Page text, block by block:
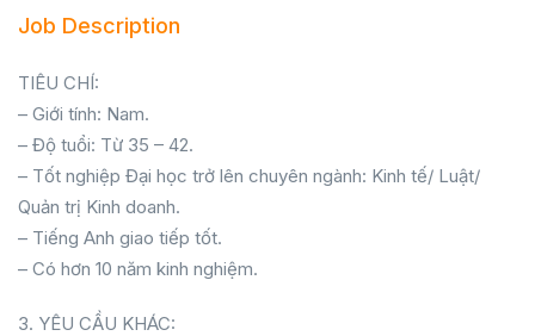
Job Description
TIÊU CHÍ:
– Giới tính: Nam.
– Độ tuổi: Từ 35 – 42.
– Tốt nghiệp Đại học trở lên chuyên ngành: Kinh tế/ Luật/
Quản trị Kinh doanh.
– Tiếng Anh giao tiếp tốt.
– Có hơn 10 năm kinh nghiệm.
3. YÊU CẦU KHÁC: